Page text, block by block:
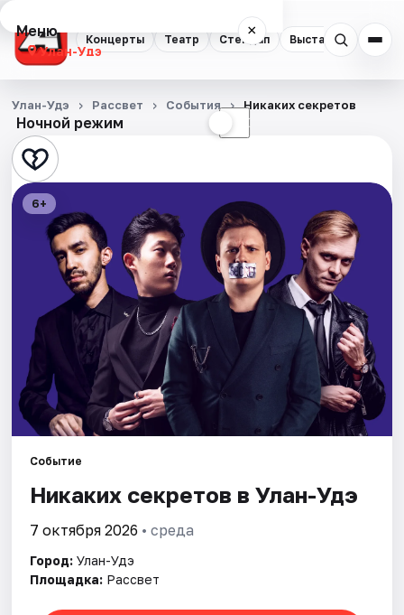
Концерты Театр Стендап Выставки
Меню ×
Улан-Удэ
Концерты
Театр
Стендап
Выставки
Экскурсии
События
Города
Площадки
Рейтинги
Ночной режим ☾
Улан-Удэ Рассвет События Никаких секретов
6+
Событие
Никаких секретов в Улан-Удэ
7 октября 2026 • среда
Город: Улан-Удэ
Площадка: Рассвет